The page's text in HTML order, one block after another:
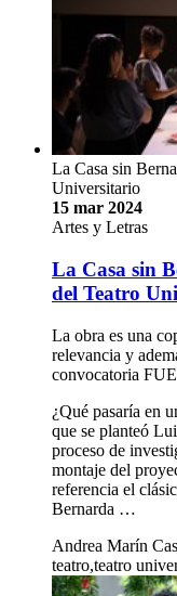
La Casa sin
Universitario
15 mar 2024
Artes y Letras
La Casa sin
del Teatro
La obra es una
relevancia y
convocatoria
¿Qué pasaría en
que se planteó
proceso de
montaje del
referencia el
Bernarda …
Andrea Marín
teatro,teatro